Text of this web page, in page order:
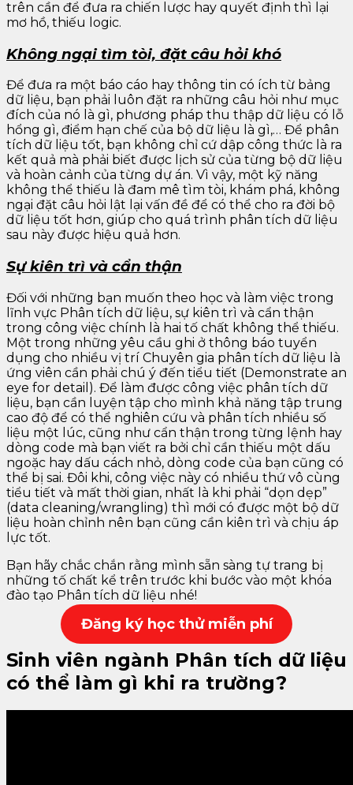
trên cần để đưa ra chiến lược hay quyết định thì lại
mơ hồ, thiếu logic.
Không ngại tìm tòi, đặt câu hỏi khó
Để đưa ra một báo cáo hay thông tin có ích từ bảng
dữ liệu, bạn phải luôn đặt ra những câu hỏi như mục
đích của nó là gì, phương pháp thu thập dữ liệu có lỗ
hổng gì, điểm hạn chế của bộ dữ liệu là gì,… Để phân
tích dữ liệu tốt, bạn không chỉ cứ dập công thức là ra
kết quả mà phải biết được lịch sử của từng bộ dữ liệu
và hoàn cảnh của từng dự án. Vì vậy, một kỹ năng
không thể thiếu là đam mê tìm tòi, khám phá, không
ngại đặt câu hỏi lật lại vấn đề để có thể cho ra đời bộ
dữ liệu tốt hơn, giúp cho quá trình phân tích dữ liệu
sau này được hiệu quả hơn.
Sự kiên trì và cẩn thận
​Đối với những bạn muốn theo học và làm việc trong
lĩnh vực Phân tích dữ liệu, sự kiên trì và cẩn thận
trong công việc chính là hai tố chất không thể thiếu.
Một trong những yêu cầu ghi ở thông báo tuyển
dụng cho nhiều vị trí Chuyên gia phân tích dữ liệu là
ứng viên cần phải chú ý đến tiểu tiết (Demonstrate an
eye for detail). Để làm được công việc phân tích dữ
liệu, bạn cần luyện tập cho mình khả năng tập trung
cao độ để có thể nghiên cứu và phân tích nhiều số
liệu một lúc, cũng như cẩn thận trong từng lệnh hay
dòng code mà bạn viết ra bởi chỉ cần thiếu một dấu
ngoặc hay dấu cách nhỏ, dòng code của bạn cũng có
thể bị sai. Đôi khi, công việc này có nhiều thứ vô cùng
tiểu tiết và mất thời gian, nhất là khi phải “dọn dẹp”
(data cleaning/wrangling) thì mới có được một bộ dữ
liệu hoàn chỉnh nên bạn cũng cần kiên trì và chịu áp
lực tốt.
Bạn hãy chắc chắn rằng mình sẵn sàng tự trang bị
những tố chất kể trên trước khi bước vào một khóa
đào tạo Phân tích dữ liệu nhé!
Đăng ký học thử miễn phí
Sinh viên ngành Phân tích dữ liệu
có thể làm gì khi ra trường?